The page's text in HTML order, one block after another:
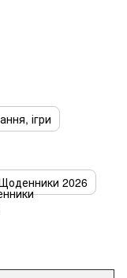
ігри
2026